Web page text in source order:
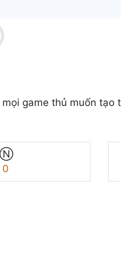
game thủ muốn
0